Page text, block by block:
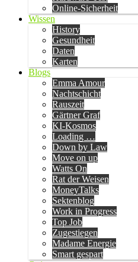
Online-Sicherheit
Wissen
History
Gesundheit
Daten
Karten
Blogs
Emma Amour
Nachtschicht
Rauszeit
Gärtner Graf
KI-Kosmos
Loading …
Down by Law
Move on up
Watts On
Rat der Weisen
MoneyTalks
Sektenblog
Work in Progress
Top Job
Zugestiegen
Madame Energie
Smart gespart